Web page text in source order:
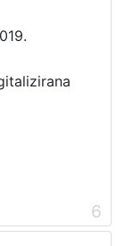
6